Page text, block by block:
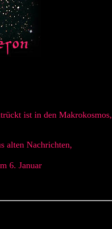
ist in den Makrokosmos,
alten Nachrichten,
6. Januar